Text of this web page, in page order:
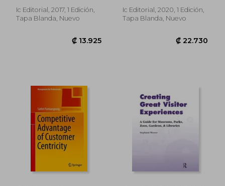
de Seguros y
Reaseguros Privados
Ic Editorial, 2017, 1 Edición,
Tapa Blanda, Nuevo
Relación con el
Cliente
V&Iacute;Lchez
Beltr&Aacute;N
Ic Editorial, 2020, 1 Edición,
Tapa Blanda, Nuevo